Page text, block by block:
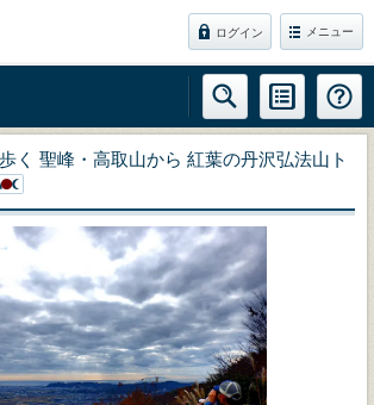
ログイン メニュー
く 聖峰・高取山から 紅葉の丹沢弘法山ト